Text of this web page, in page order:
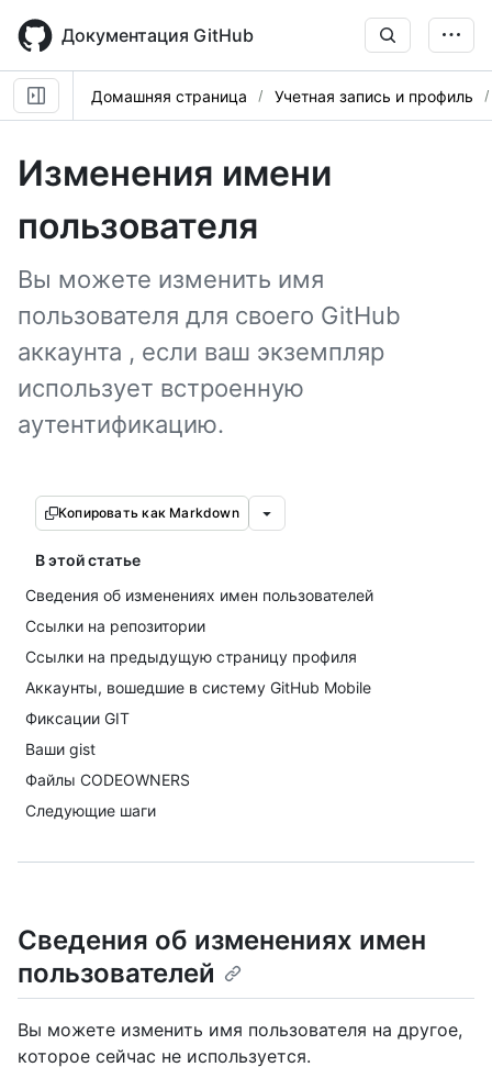
main
content
Документация GitHub
Домашняя страница Учетная запись и профиль
Изменения имени
пользователя
Вы можете изменить имя
пользователя для своего GitHub
аккаунта , если ваш экземпляр
использует встроенную
аутентификацию.
Копировать как Markdown
В этой статье
Сведения об изменениях имен пользователей
Ссылки на репозитории
Ссылки на предыдущую страницу профиля
Аккаунты, вошедшие в систему GitHub Mobile
Фиксации GIT
Ваши gist
Файлы CODEOWNERS
Следующие шаги
Сведения об изменениях имен
пользователей
Вы можете изменить имя пользователя на другое,
которое сейчас не используется.